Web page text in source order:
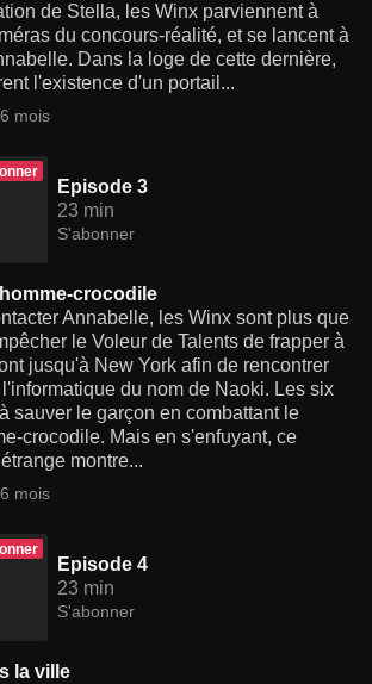
de Stella, les Winx parviennent à
du concours-réalité, et se lancent à
Dans la loge de cette dernière,
l'existence d'un portail...
mois
Episode 3
23 min
S'abonner
crocodile
Annabelle, les Winx sont plus que
le Voleur de Talents de frapper à
jusqu'à New York afin de rencontrer
du nom de Naoki. Les six
sauver le garçon en combattant le
crocodile. Mais en s'enfuyant, ce
montre...
mois
Episode 4
23 min
S'abonner
la ville